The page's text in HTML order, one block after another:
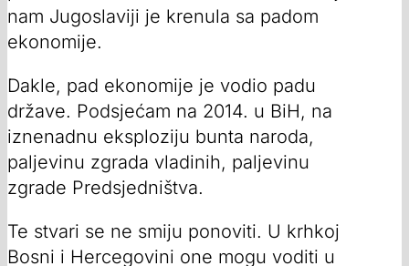
nam Jugoslaviji je krenula sa padom
ekonomije.
Dakle, pad ekonomije je vodio padu
države. Podsjećam na 2014. u BiH, na
iznenadnu eksploziju bunta naroda,
paljevinu zgrada vladinih, paljevinu
zgrade Predsjedništva.
Te stvari se ne smiju ponoviti. U krhkoj
Bosni i Hercegovini one mogu voditi u